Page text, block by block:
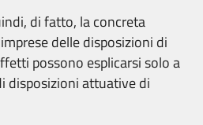
di fatto, la concreta
delle disposizioni di
possono esplicarsi solo a
disposizioni attuative di